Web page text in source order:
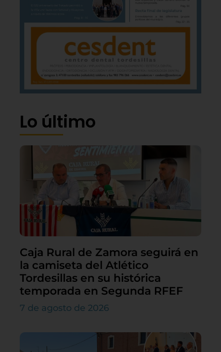
Lo último
Caja Rural de Zamora seguirá en
la camiseta del Atlético
Tordesillas en su histórica
temporada en Segunda RFEF
7 de agosto de 2026